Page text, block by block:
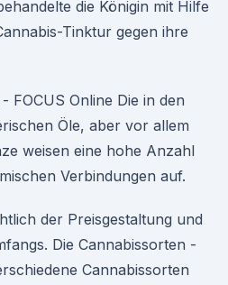
die Königin mit Hilfe
Tinktur gegen ihre
FOCUS Online Die in den
Öle, aber vor allem
weisen eine hohe Anzahl
Verbindungen auf.
der Preisgestaltung und
Die Cannabissorten -
Cannabissorten